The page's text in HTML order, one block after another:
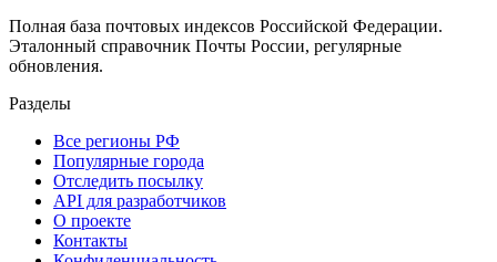
Полная база почтовых индексов Российской Федерации.
Эталонный справочник Почты России, регулярные
обновления.
Разделы
Все регионы РФ
Популярные города
Отследить посылку
API для разработчиков
О проекте
Контакты